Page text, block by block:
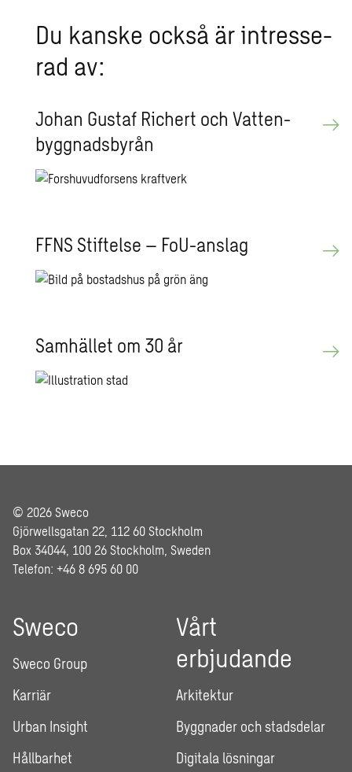
Du kanske också är in­tres­se­
rad av:
Johan Gustaf Richert och Vat­ten­
bygg­nads­by­rån
FFNS Stif­tel­se – FoU-an­slag
Sam­häl­let om 30 år
© 2026 Sweco
Gjörwellsgatan 22, 112 60 Stockholm
Box 34044, 100 26 Stockholm, Sweden
Telefon: +46 8 695 60 00
Sweco
Sweco Group
Karriär
Urban Insight
Hållbarhet
Vårt
erbjudande
Arkitektur
Byggnader och stadsdelar
Digitala lösningar